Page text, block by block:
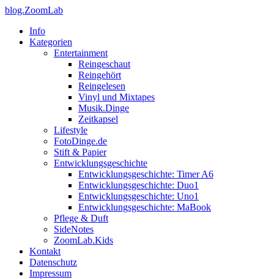
blog.ZoomLab
Info
Kategorien
Entertainment
Reingeschaut
Reingehört
Reingelesen
Vinyl und Mixtapes
Musik.Dinge
Zeitkapsel
Lifestyle
FotoDinge.de
Stift & Papier
Entwicklungsgeschichte
Entwicklungsgeschichte: Timer A6
Entwicklungsgeschichte: Duo1
Entwicklungsgeschichte: Uno1
Entwicklungsgeschichte: MaBook
Pflege & Duft
SideNotes
ZoomLab.Kids
Kontakt
Datenschutz
Impressum